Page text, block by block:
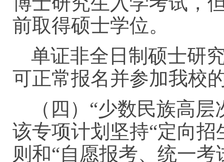
前取得硕士学位。
单证非全日制硕士研
可正常报名并参加我校
（四）“少数民族高
该专项计划坚持“定向
则和“自愿报考、统一